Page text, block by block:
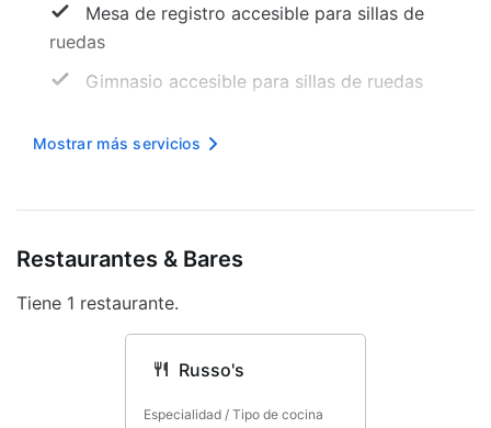
Mesa de registro accesible para sillas de
ruedas
Gimnasio accesible para sillas de ruedas
Baño público accesible para sillas de
Señalización en braille o en relieve
Orientación auditiva
Camino sin escaleras a la entrada
Mostrar más servicios
Restaurantes & Bares
Tiene 1 restaurante.
Russo's
Especialidad / Tipo de cocina